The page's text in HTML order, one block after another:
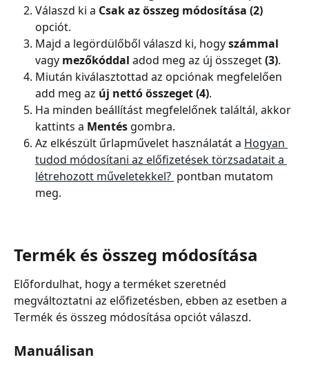
Válaszd ki a Csak az összeg módosítása (2)
opciót.
Majd a legördülőből válaszd ki, hogy számmal
vagy mezőkóddal adod meg az új összeget (3).
Miután kiválasztottad az opciónak megfelelően
add meg az új nettó összeget (4).
Ha minden beállítást megfelelőnek találtál, akkor
kattints a Mentés gombra.
Az elkészült űrlapművelet használatát a Hogyan
tudod módosítani az előfizetések törzsadatait a
létrehozott műveletekkel? pontban mutatom
meg.
Termék és összeg módosítása
Előfordulhat, hogy a terméket szeretnéd
megváltoztatni az előfizetésben, ebben az esetben a
Termék és összeg módosítása opciót válaszd.
Manuálisan